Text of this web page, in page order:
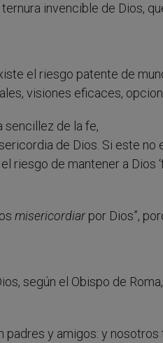
invencible de Dios,
el riesgo patente de
visiones eficaces,
sencillez de la fe,
de Dios. Si este
de mantener a Dios
misericordiarpor Dios”,
según el Obispo de
padres y amigos: y